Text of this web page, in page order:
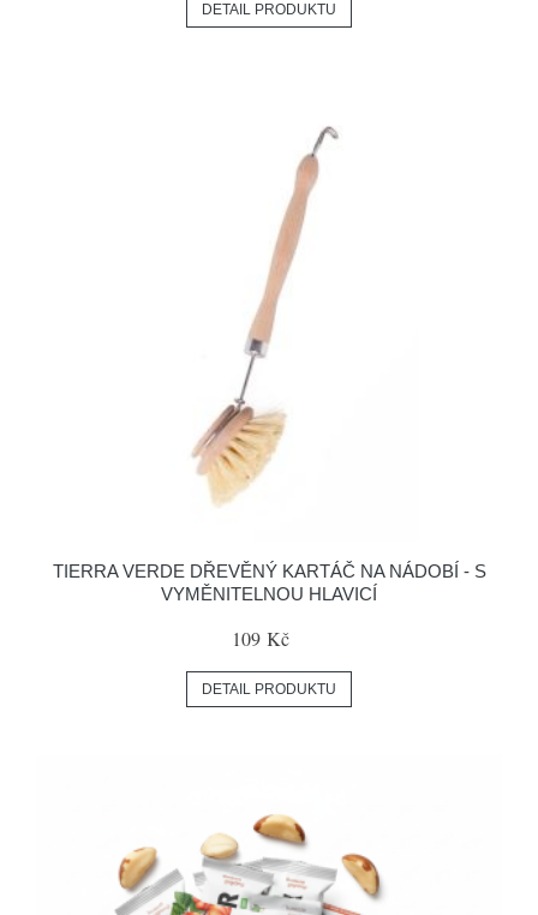
DETAIL PRODUKTU
TIERRA VERDE DŘEVĚNÝ KARTÁČ NA NÁDOBÍ - S
VYMĚNITELNOU HLAVICÍ
109 Kč
DETAIL PRODUKTU